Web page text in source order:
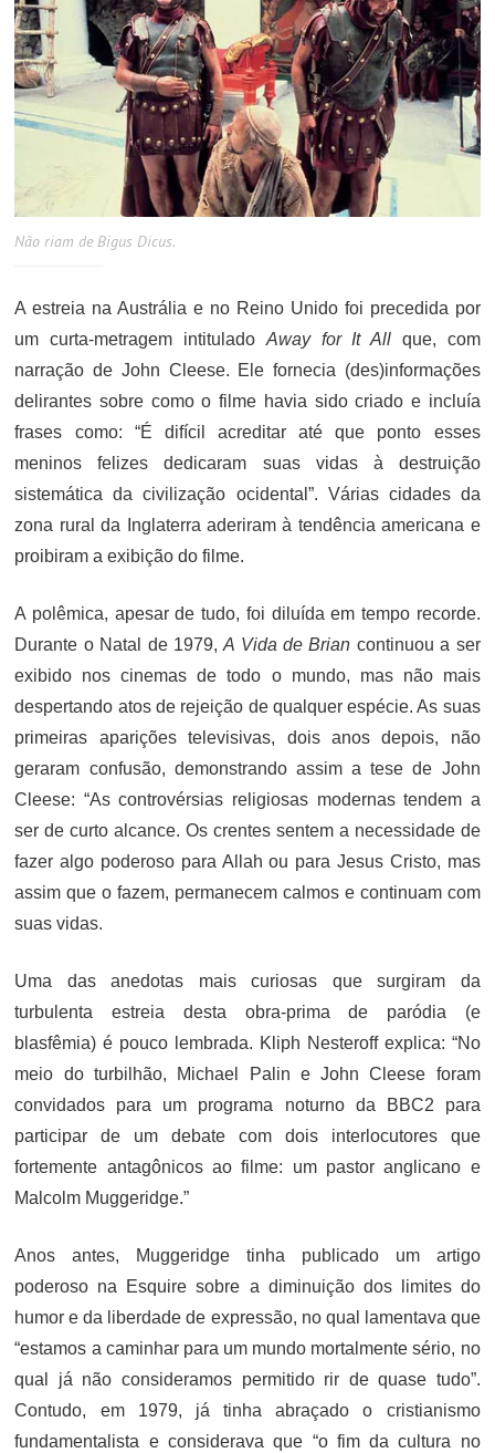
Não riam de Bigus Dicus.
A estreia na Austrália e no Reino Unido foi precedida por
um curta-metragem intitulado Away for It All que, com
narração de John Cleese. Ele fornecia (des)informações
delirantes sobre como o filme havia sido criado e incluía
frases como: “É difícil acreditar até que ponto esses
meninos felizes dedicaram suas vidas à destruição
sistemática da civilização ocidental”. Várias cidades da
zona rural da Inglaterra aderiram à tendência americana e
proibiram a exibição do filme.
A polêmica, apesar de tudo, foi diluída em tempo recorde.
Durante o Natal de 1979,A Vida de Brian continuou a ser
exibido nos cinemas de todo o mundo, mas não mais
despertando atos de rejeição de qualquer espécie. As suas
primeiras aparições televisivas, dois anos depois, não
geraram confusão, demonstrando assim a tese de John
Cleese: “As controvérsias religiosas modernas tendem a
ser de curto alcance. Os crentes sentem a necessidade de
fazer algo poderoso para Allah ou para Jesus Cristo, mas
assim que o fazem, permanecem calmos e continuam com
suas vidas.
Uma das anedotas mais curiosas que surgiram da
turbulenta estreia desta obra-prima de paródia (e
blasfêmia) é pouco lembrada. Kliph Nesteroff explica: “No
meio do turbilhão, Michael Palin e John Cleese foram
convidados para um programa noturno da BBC2 para
participar de um debate com dois interlocutores que
fortemente antagônicos ao filme: um pastor anglicano e
Malcolm Muggeridge.”
Anos antes, Muggeridge tinha publicado um artigo
poderoso na Esquire sobre a diminuição dos limites do
humor e da liberdade de expressão, no qual lamentava que
“estamos a caminhar para um mundo mortalmente sério, no
qual já não consideramos permitido rir de quase tudo”.
Contudo, em 1979, já tinha abraçado o cristianismo
fundamentalista e considerava que “o fim da cultura no